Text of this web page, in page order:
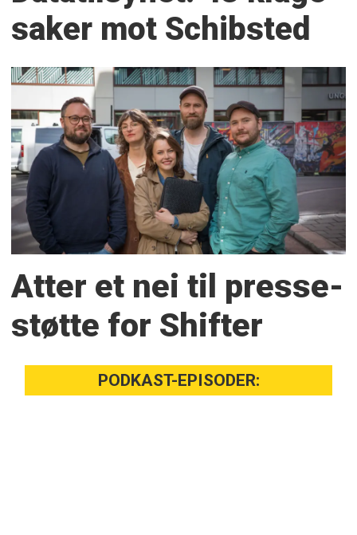
saker mot Schibsted
Atter et nei til presse­
støtte for Shifter
PODKAST-EPISODER: